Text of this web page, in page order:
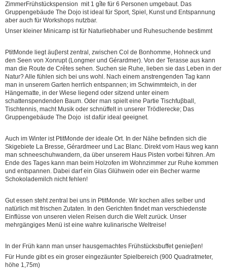
ZimmerFrühstückspension mit 1 gîte für 6 Personen umgebaut. Das
Gruppengebäude The Dojo ist ideal für Sport, Spiel, Kunst und Entspannung
aber auch für Workshops nutzbar.
Unser kleiner Minicamp ist für Naturliebhaber und Ruhesuchende bestimmt
PtitMonde liegt äuβerst zentral, zwischen Col de Bonhomme, Hohneck und
den Seen von Xonrupt (Longmer und Gérardmer). Von der Terasse aus kann
man die Route de Crêtes sehen. Suchen sie Ruhe, lieben sie das Leben in der
Natur? Alle fühlen sich bei uns wohl. Nach einem anstrengenden Tag kann
man in unserem Garten herrlich entspannen; im Schwimmteich, in der
Hängematte, in der Wiese liegend oder sitzend unter einem
schattenspendenden Baum. Oder man spielt eine Partie Tischfuβball,
Tischtennis, macht Musik oder schnüffelt in unserer Trödlerecke; Das
Gruppengebäude The Dojo ist dafür ideal geeignet.
Auch im Winter ist PtitMonde der ideale Ort. In der Nähe befinden sich die
Skigebiete La Bresse, Gérardmeer und Lac Blanc. Direkt vom Haus weg kann
man schneeschuhwandern, da über unserem Haus Pisten vorbei führen. Am
Ende des Tages kann man beim Holzofen im Wohnzimmer zur Ruhe kommen
und entspannen. Dabei darf ein Glas Glühwein oder ein Becher warme
Schokolademilch nicht fehlen!
Gut essen steht zentral bei uns in PtitMonde. Wir kochen alles selber und
natürlich mit frischen Zutaten. In den Gerichten findet man verschiedenste
Einflüsse von unseren vielen Reisen durch die Welt zurück. Unser
mehrgängiges Menü ist eine wahre kulinarische Weltreise!
In der Früh kann man unser hausgemachtes Frühstücksbuffet genieβen!
Für Hunde gibt es ein groser eingezäunter Spielbereich (900 Quadratmeter,
höhe 1,75m)